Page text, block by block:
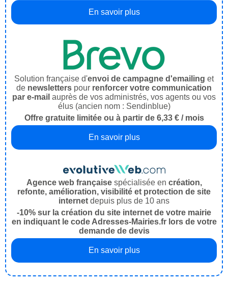
En savoir plus
Solution française d'envoi de campagne d'emailing et
de newsletters pour renforcer votre communication
par e-mail auprès de vos administrés, vos agents ou vos
élus (ancien nom : Sendinblue)
Offre gratuite limitée ou à partir de 6,33 € / mois
En savoir plus
Agence web françaisespécialisée en création,
refonte, amélioration, visibilité et protection de site
internet depuis plus de 10 ans
-10% sur la création du site internet de votre mairie
en indiquant le code Adresses-Mairies.fr lors de votre
demande de devis
En savoir plus